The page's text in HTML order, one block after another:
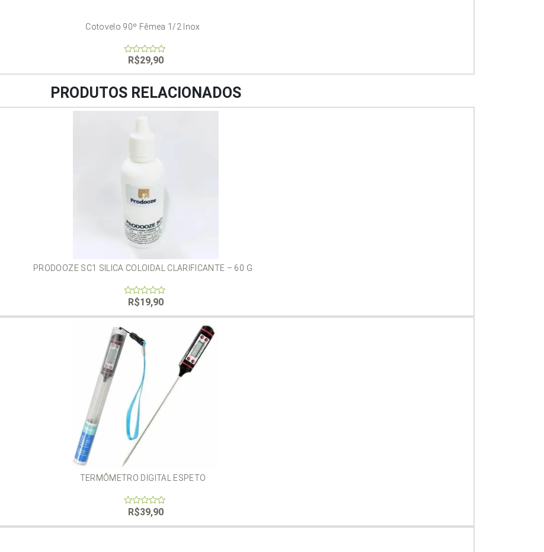
Cotovelo 90º Fêmea 1/2 Inox
of
R$29,90
PRODUTOS RELACIONADOS
PRODOOZE SC1 SILICA COLOIDAL CLARIFICANTE – 60 G
of
R$19,90
TERMÔMETRO DIGITAL ESPETO
of
R$39,90